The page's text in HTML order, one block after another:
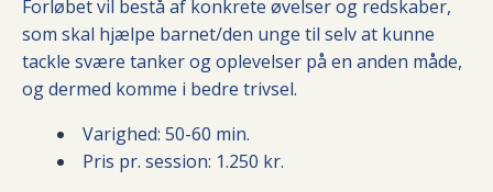
Forløbet vil bestå af konkrete øvelser og redskaber,
som skal hjælpe barnet/den unge til selv at kunne
tackle svære tanker og oplevelser på en anden måde,
og dermed komme i bedre trivsel.
Varighed: 50-60 min.
Pris pr. session: 1.250 kr.